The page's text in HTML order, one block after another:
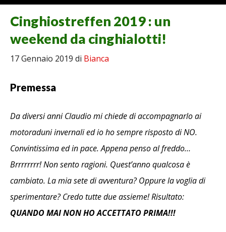
Cinghiostreffen 2019 : un
weekend da cinghialotti!
17 Gennaio 2019 di Bianca
Premessa
Da diversi anni Claudio mi chiede di accompagnarlo ai
motoraduni invernali ed io ho sempre risposto di NO.
Convintissima ed in pace. Appena penso al freddo…
Brrrrrrrr! Non sento ragioni. Quest’anno qualcosa è
cambiato. La mia sete di avventura? Oppure la voglia di
sperimentare? Credo tutte due assieme! Risultato:
QUANDO MAI NON HO ACCETTATO PRIMA!!!